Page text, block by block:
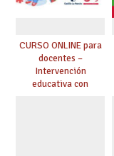
CURSO ONLINE para
docentes –
Intervención
educativa con